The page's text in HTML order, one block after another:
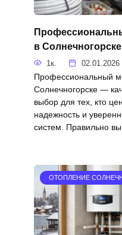
в Солнечногорске
1к. 02.01.2026
Профессиональный
Солнечногорске —
выбор для тех, кто
надежность и
систем. Правильно
ОТОПЛЕНИЕ